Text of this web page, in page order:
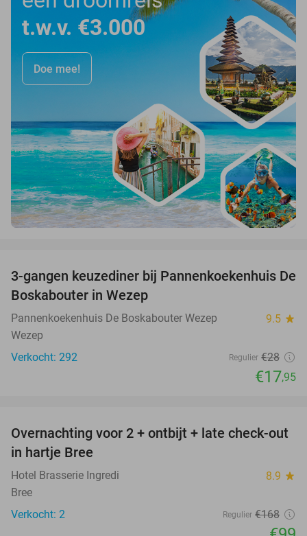
t.w.v. €3.000
Doe mee!
36%
3-gangen keuzediner bij Pannenkoekenhuis De
Boskabouter in Wezep
Pannenkoekenhuis De Boskabouter Wezep 9.5 star
Wezep
Verkocht: 292
Regulier €28
€17,95
41%
TODAY
Overnachting voor 2 + ontbijt + late check-out
in hartje Bree
Hotel Brasserie Ingredi 8.9 star
Bree
Verkocht: 2
Regulier €168